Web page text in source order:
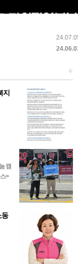
+
지
캠
>
동